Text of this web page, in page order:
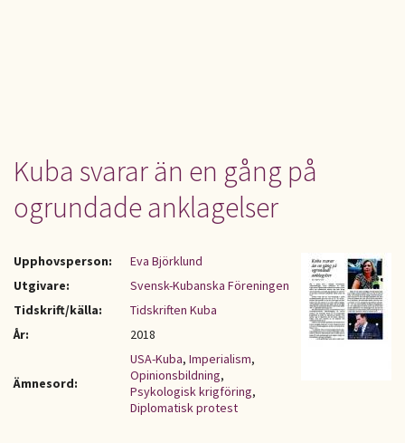
Kuba svarar än en gång på
ogrundade anklagelser
Upphovsperson:
Eva Björklund
Utgivare:
Svensk-Kubanska Föreningen
Tidskrift/källa:
Tidskriften Kuba
År:
2018
Ämnesord:
USA-Kuba, Imperialism,
Opinionsbildning,
Psykologisk krigföring,
Diplomatisk protest